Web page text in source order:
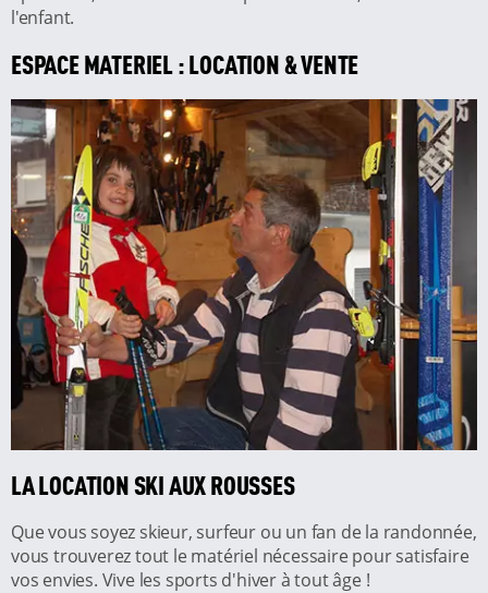
l'enfant.
ESPACE MATERIEL : LOCATION & VENTE
LA LOCATION SKI AUX ROUSSES
Que vous soyez skieur, surfeur ou un fan de la randonnée,
vous trouverez tout le matériel nécessaire pour satisfaire
vos envies. Vive les sports d'hiver à tout âge !